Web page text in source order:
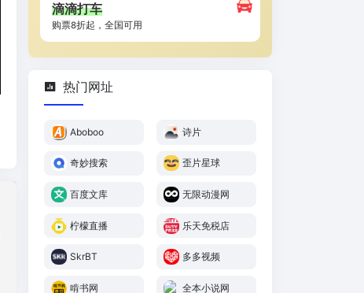
滴滴打车
购票8折起，全国可用
热门网址
Aboboo 诗片
奇妙搜索 歪片星球
百度文库 无限动漫网
柠檬直播 乐天免税店
SkrBT 多多视频
啃书网 全本小说网